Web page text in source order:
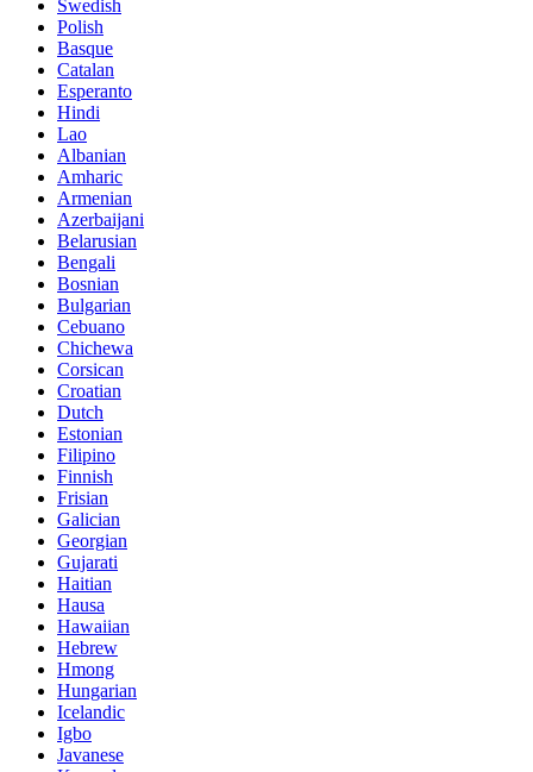
Swedish
Polish
Basque
Catalan
Esperanto
Hindi
Lao
Albanian
Amharic
Armenian
Azerbaijani
Belarusian
Bengali
Bosnian
Bulgarian
Cebuano
Chichewa
Corsican
Croatian
Dutch
Estonian
Filipino
Finnish
Frisian
Galician
Georgian
Gujarati
Haitian
Hausa
Hawaiian
Hebrew
Hmong
Hungarian
Icelandic
Igbo
Javanese